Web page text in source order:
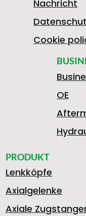
G
1
1-
OE
PRODUKT
Lenkköpfe
Axialgelenke
Axiale
Nachricht
Cookie